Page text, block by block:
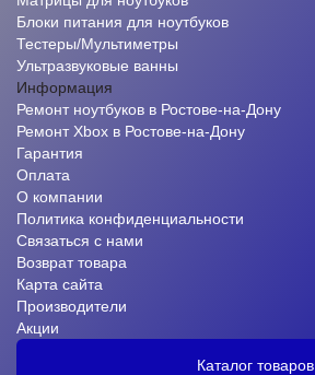
Блоки питания для ноутбуков
Тестеры/Мультиметры
Ультразвуковые ванны
Информация
Ремонт ноутбуков в Ростове-на-Дону
Ремонт Xbox в Ростове-на-Дону
Гарантия
Оплата
О компании
Политика конфиденциальности
Связаться с нами
Возврат товара
Карта сайта
Производители
Акции
Каталог товаров